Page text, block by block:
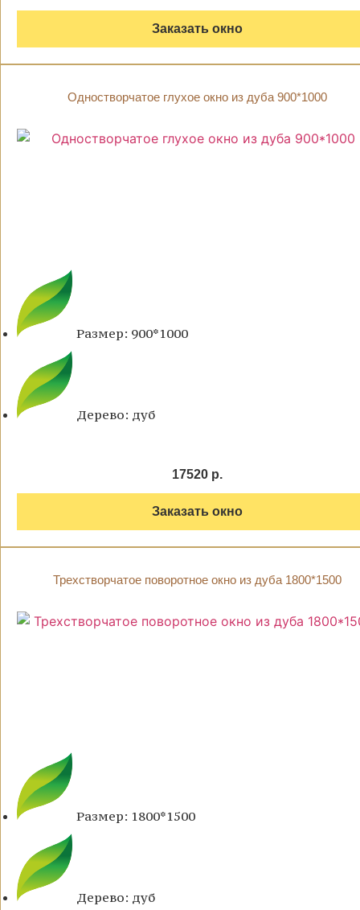
Заказать окно
Одностворчатое глухое окно из дуба 900*1000
Размер: 900*1000
Дерево: дуб
17520 р.
Заказать окно
Трехстворчатое поворотное окно из дуба 1800*1500
Размер: 1800*1500
Дерево: дуб